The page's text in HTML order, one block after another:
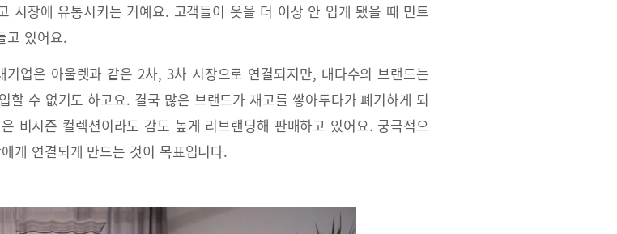
시장에 유통시키는 거예요. 고객들이 옷을 더 이상 안 입게 됐을 때 민트
고 있어요.
업은 아울렛과 같은 2차, 3차 시장으로 연결되지만, 대다수의 브랜드는
할 수 없기도 하고요. 결국 많은 브랜드가 재고를 쌓아두다가 폐기하게 되
비시즌 컬렉션이라도 감도 높게 리브랜딩해 판매하고 있어요. 궁극적으
게 연결되게 만드는 것이 목표입니다.